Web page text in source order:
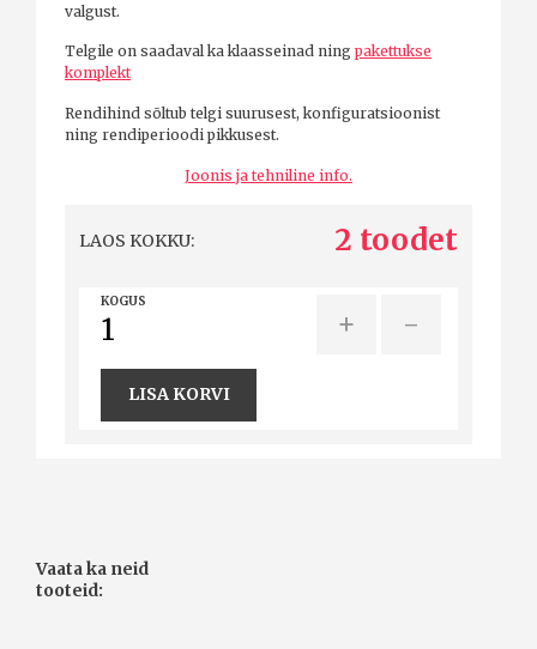
valgust.
Telgile on saadaval ka klaasseinad ning pakettukse
komplekt
Rendihind sõltub telgi suurusest, konfiguratsioonist
ning rendiperioodi pikkusest.
Joonis ja tehniline info.
LAOS KOKKU: 2 toodet
KOGUS
+ -
LISA KORVI
Vaata ka neid
tooteid: